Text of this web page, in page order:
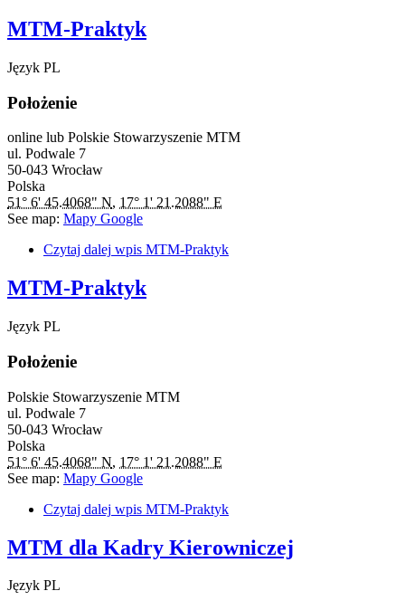
MTM-Praktyk
Język PL
Położenie
online lub Polskie Stowarzyszenie MTM
ul. Podwale 7
50-043 Wrocław
Polska
51° 6' 45.4068" N, 17° 1' 21.2088" E
See map: Mapy Google
Czytaj dalej wpis MTM-Praktyk
MTM-Praktyk
Język PL
Położenie
Polskie Stowarzyszenie MTM
ul. Podwale 7
50-043 Wrocław
Polska
51° 6' 45.4068" N, 17° 1' 21.2088" E
See map: Mapy Google
Czytaj dalej wpis MTM-Praktyk
MTM dla Kadry Kierowniczej
Język PL